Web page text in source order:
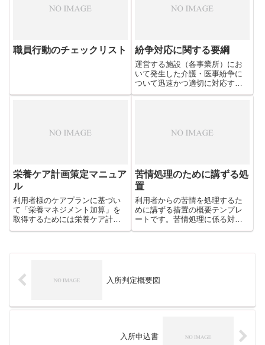
職員行動のチェックリスト 紛争対応に関する要綱
運営する施設（各事業所）にお
いて発生した介護・医事紛争に
ついて迅速かつ適切に対応する
ために「紛争対応班」として定
ルテンプレートです。
栄養ケア計画策定マニュア
ル
利用者様のケアプランに基づい
て「栄養マネジメント加算」を
取得するためには栄養ケア計画
を策定する必要があります。管
苦情処理のために講ずる処
置
利用者からの苦情を処理するた
めに講ずる措置の概要テンプレ
ートです。苦情処理に係る対応
方針を具体的に記しておきま
なければなりません。
入所判定概要図
入所申込書